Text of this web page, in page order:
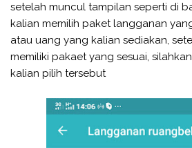
setelah muncul tampilan seperti di
kalian memilih paket langganan
atau uang yang kalian sediakan,
memiliki pakaet yang sesuai,
kalian pilih tersebut